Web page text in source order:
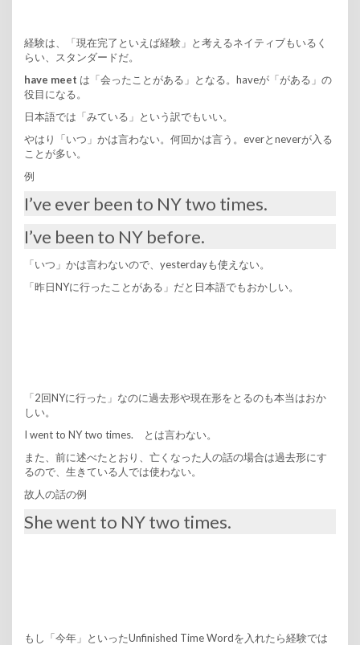
経験は、「現在完了といえば経験」と考えるネイティブもいるく
らい、スタンダードだ。
have meet は「会ったことがある」となる。haveが「がある」の
役目になる。
日本語では「みている」という訳でもいい。
やはり「いつ」かは言わない。何回かは言う。everとneverが入る
ことが多い。
例
I’ve ever been to NY two times.
I’ve been to NY before.
「いつ」かは言わないので、yesterdayも使えない。
「昨日NYに行ったことがある」だと日本語でもおかしい。
「2回NYに行った」なのに過去形や現在形をとるのも本当はおか
しい。
I went to NY two times. とは言わない。
また、前に述べたとおり、亡くなった人の話の場合は過去形にす
るので、生きている人では使わない。
故人の話の例
She went to NY two times.
もし「今年」といったUnfinished Time Wordを入れたら経験では